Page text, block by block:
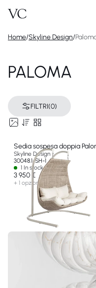
Home/Skyline Design/
PALOMA
FILTRI(0)
Sedia sospesa doppia
Skyline Design
30048.1-SH-1
1 In stock
3 950 €
+ 1 opzione